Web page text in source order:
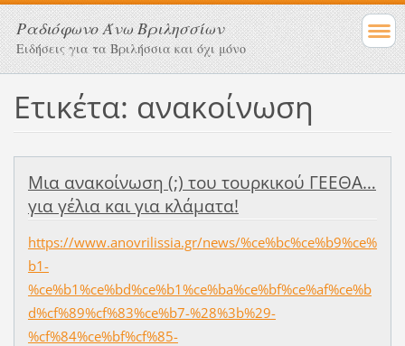
Ραδιόφωνο Άνω Βριλησσίων
Ειδήσεις για τα Βριλήσσια και όχι μόνο
Ετικέτα: ανακοίνωση
Μια ανακοίνωση (;) του τουρκικού ΓΕΕΘΑ…
για γέλια και για κλάματα!
https://www.anovrilissia.gr/news/%ce%bc%ce%b9%ce%
b1-
%ce%b1%ce%bd%ce%b1%ce%ba%ce%bf%ce%af%ce%b
d%cf%89%cf%83%ce%b7-%28%3b%29-
%cf%84%ce%bf%cf%85-